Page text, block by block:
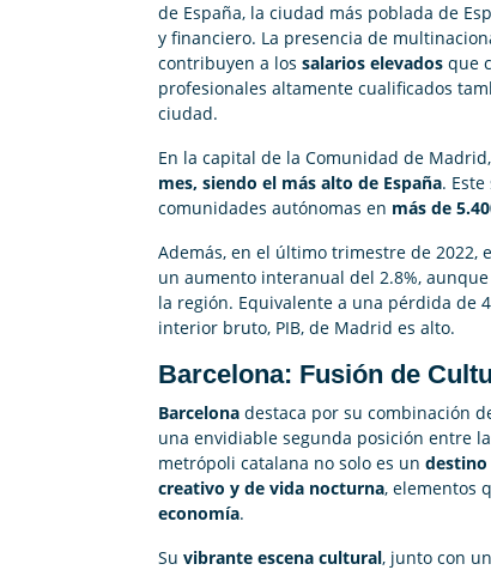
de España, la ciudad más poblada de
y financiero. La presencia de
contribuyen a los salarios elevados que
profesionales altamente cualificados
ciudad.
En la capital de la Comunidad de Madrid,
mes, siendo el más alto de España.
comunidades autónomas en más de
Además, en el último trimestre de 2022,
un aumento interanual del 2.8%,
la región. Equivalente a una pérdida de
interior bruto, PIB, de Madrid es alto.
Barcelona: Fusión de
Barcelona destaca por su combinación
una envidiable segunda posición entre
metrópoli catalana no solo es un
creativo y de vida nocturna, elementos
economía.
Su vibrante escena cultural, junto con un